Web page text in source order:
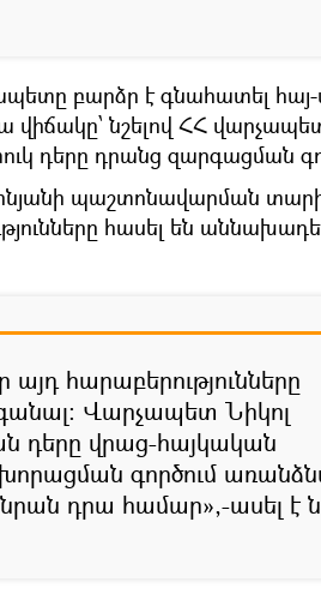
բարձր է գնահատել
վիճակը՝ նշելով ՀՀ
դերը դրանց զարգացման
պաշտոնավարման
հասել են
հարաբերությունները
Վարչապետ Նիկոլ
դերը վրաց-հայկական
խորացման գործում
դրա համար»,-ասել է